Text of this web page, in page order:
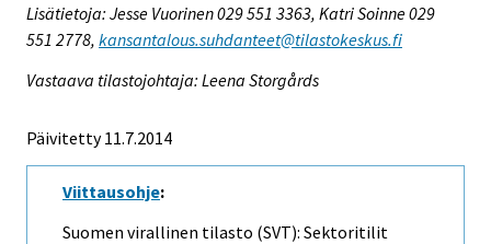
Lisätietoja: Jesse Vuorinen 029 551 3363, Katri Soinne 029
551 2778, kansantalous.suhdanteet@tilastokeskus.fi
Vastaava tilastojohtaja: Leena Storgårds
Päivitetty 11.7.2014
Viittausohje:
Suomen virallinen tilasto (SVT): Sektoritilit